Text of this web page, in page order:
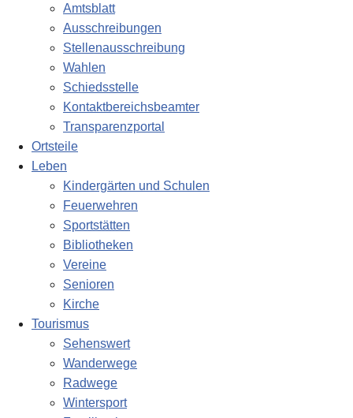
Amtsblatt
Ausschreibungen
Stellenausschreibung
Wahlen
Schiedsstelle
Kontaktbereichsbeamter
Transparenzportal
Ortsteile
Leben
Kindergärten und Schulen
Feuerwehren
Sportstätten
Bibliotheken
Vereine
Senioren
Kirche
Tourismus
Sehenswert
Wanderwege
Radwege
Wintersport